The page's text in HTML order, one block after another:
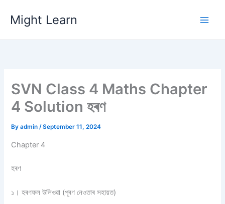
content
Might Learn
SVN Class 4 Maths Chapter
4 Solution হৰণ
Byadmin/September 11, 2024
Chapter 4
হৰণ
১। হৰণফল উলিওৱা (পূৰণ নেওতাৰ সহায়ত)